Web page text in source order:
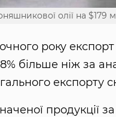
олії на $179
року
більше ніж за
експорту
продукції